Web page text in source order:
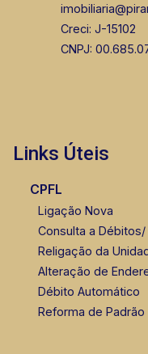
Creci: J-15102
CNPJ:
Links Úteis
CPFL
Ligação Nova
Consulta a
Religação da
Alteração de
Débito Automático
Reforma de Padrão